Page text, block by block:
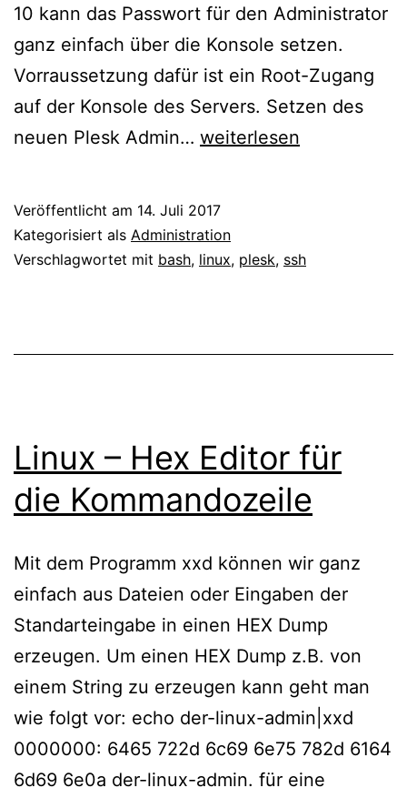
10 kann das Passwort für den Administrator
ganz einfach über die Konsole setzen.
Vorraussetzung dafür ist ein Root-Zugang
auf der Konsole des Servers. Setzen des
neuen Plesk Admin… Plesk
Admin
Passwort
(cli)
weiterlesen
Veröffentlicht am 14. Juli 2017
Kategorisiert als Administration
Verschlagwortet mit bash, linux, plesk, ssh
Linux – Hex Editor für
die Kommandozeile
Mit dem Programm xxd können wir ganz
einfach aus Dateien oder Eingaben der
Standarteingabe in einen HEX Dump
erzeugen. Um einen HEX Dump z.B. von
einem String zu erzeugen kann geht man
wie folgt vor: echo der-linux-admin|xxd
0000000: 6465 722d 6c69 6e75 782d 6164
6d69 6e0a der-linux-admin. für eine